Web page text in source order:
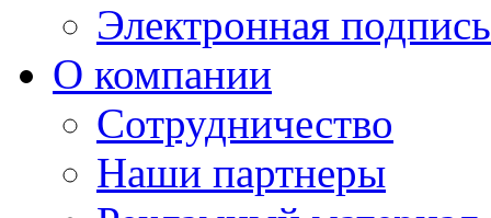
Электронная подпись
О компании
Сотрудничество
Наши партнеры